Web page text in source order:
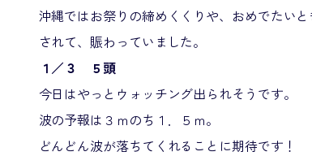
沖縄ではお祭りの締めくくりや、おめでたい
されて、賑わっていました。
１／３ ５頭
今日はやっとウォッチング出られそうです。
波の予報は３ｍのち１．５ｍ。
どんどん波が落ちてくれることに期待です！